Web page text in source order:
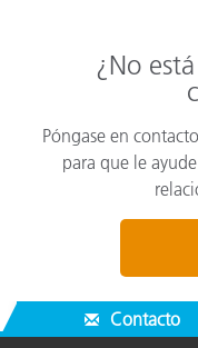
¿No
Póngase en
para que le
Contacto